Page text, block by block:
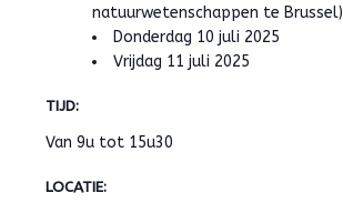
natuurwetenschappen te Brussel)
Donderdag 10 juli 2025
Vrijdag 11 juli 2025
TIJD:
Van 9u tot 15u30
LOCATIE: